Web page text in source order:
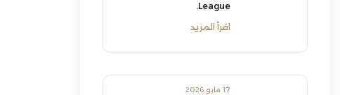
League.
اقرأ المزيد
17 مايو 2026